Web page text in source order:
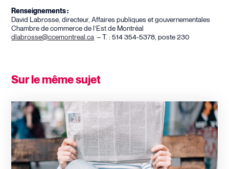
Renseignements :
David Labrosse, directeur, Affaires publiques et gouvernementales
Chambre de commerce de l’Est de Montréal
dlabrosse@ccemontreal.ca – T. : 514 354-5378, poste 230
Sur le même sujet